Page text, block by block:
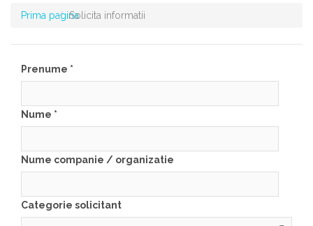
Prima paginaSolicita informatii
Prenume *
Nume *
Nume companie / organizatie
Categorie solicitant